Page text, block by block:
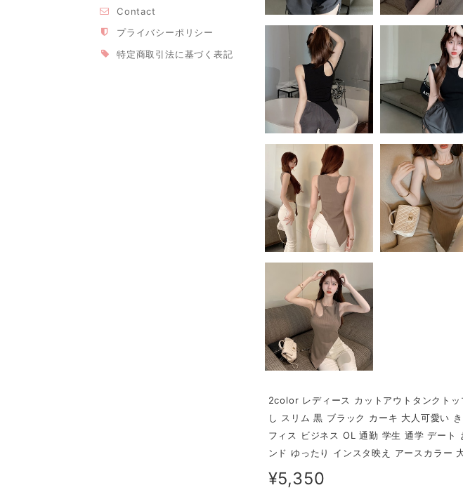
Contact
プライバシーポリシー
特定商取引法に基づく表記
2color レディース カットアウトタンクト
し スリム 黒 ブラック カーキ 大人可愛い
フィス ビジネス OL 通勤 学生 通学 デート
ンド ゆったり インスタ映え アースカラー
¥5,350